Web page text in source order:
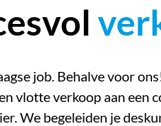
job. Behalve voor
vlotte verkoop aan een
We begeleiden je